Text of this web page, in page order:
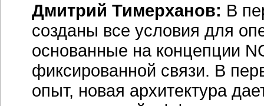
Дмитрий Тимерханов: В
созданы все условия для
основанные на концепции
фиксированной связи. В
опыт, новая архитектура